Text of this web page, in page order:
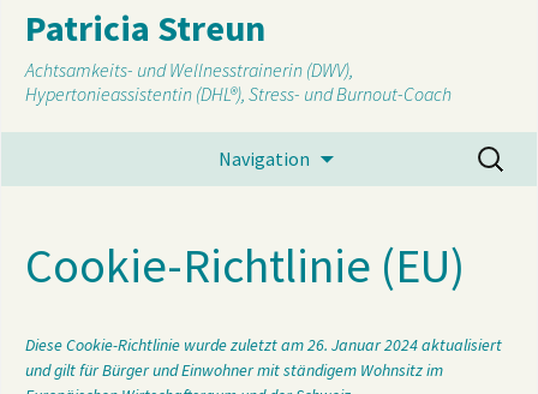
Patricia Streun
Achtsamkeits- und Wellnesstrainerin (DWV),
Hypertonieassistentin (DHL®), Stress- und Burnout-Coach
Navigation
Suchen
nach:
Cookie-Richtlinie (EU)
Diese Cookie-Richtlinie wurde zuletzt am 26. Januar 2024 aktualisiert
und gilt für Bürger und Einwohner mit ständigem Wohnsitz im